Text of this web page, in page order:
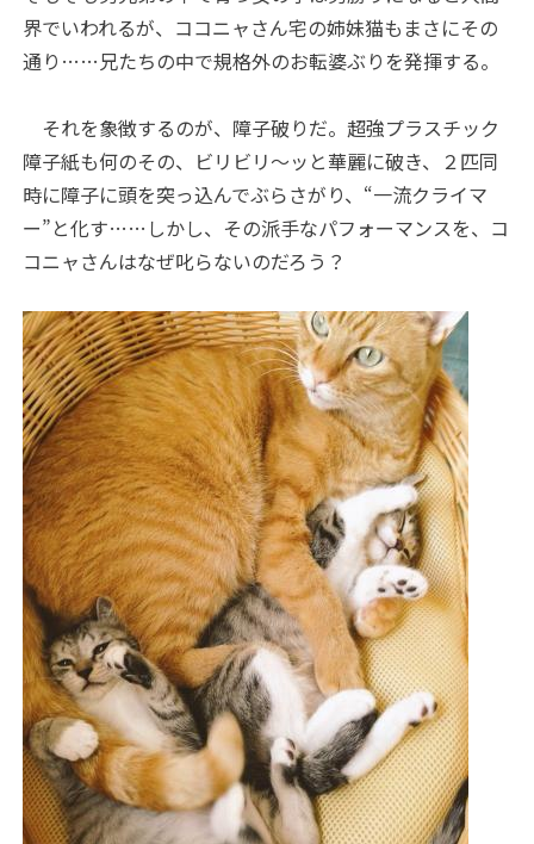
界でいわれるが、ココニャさん宅の姉妹猫もまさにその
通り……兄たちの中で規格外のお転婆ぶりを発揮する。
それを象徴するのが、障子破りだ。超強プラスチック
障子紙も何のその、ビリビリ～ッと華麗に破き、２匹同
時に障子に頭を突っ込んでぶらさがり、“一流クライマ
ー”と化す……しかし、その派手なパフォーマンスを、コ
コニャさんはなぜ叱らないのだろう？